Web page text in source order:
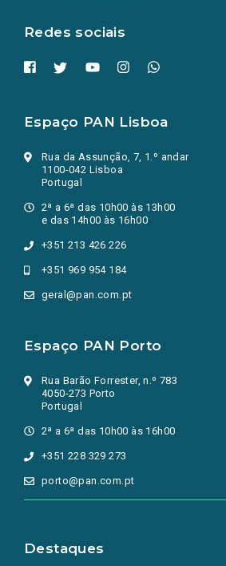
Redes sociais
Espaço PAN Lisboa
Rua da Assunção, 7, 1.º andar
1100-042 Lisboa
Portugal
2ª a 6ª das 10h00 às 13h00
e das 14h00 às 16h00
+351 213 426 226
+351 969 954 184
geral@pan.com.pt
Espaço PAN Porto
Rua Barão Forrester, n.º 783
4050-273 Porto
Portugal
2ª a 6ª das 10h00 às 16h00
+351 228 329 273
porto@pan.com.pt
Destaques